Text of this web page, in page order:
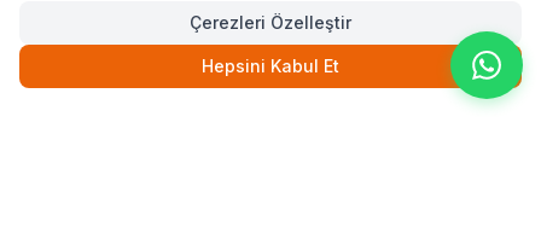
Çerezleri Özelleştir
Hepsini Kabul Et